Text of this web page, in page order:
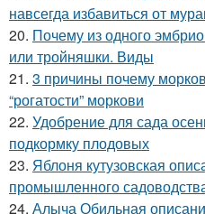
навсегда избавиться от
20. Почему из одного
или тройняшки. Виды
21. 3 причины почему
“рогатости” моркови
22. Удобрение для сада
подкормку плодовых
23. Яблоня кутузовская
промышленного
24. Алыча Обильная